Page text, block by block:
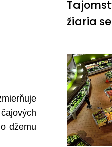
džemu
žiaria